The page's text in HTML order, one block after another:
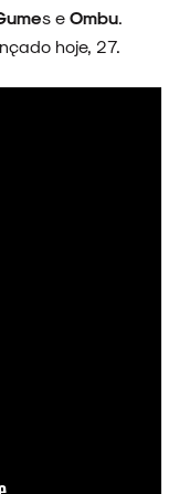
s e Ombu.
hoje, 27.